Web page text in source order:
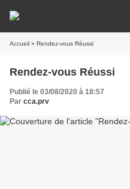
Accueil » Rendez-vous Réussi
Rendez-vous Réussi
Publié le 03/08/2020 à 18:57
Par cca.prv